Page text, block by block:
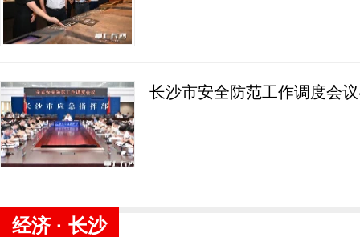
长沙市安全防范工作调度会
经济 · 长沙